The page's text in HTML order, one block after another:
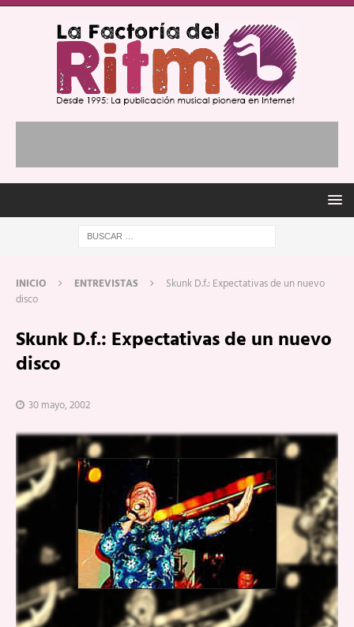
INICIO ENTREVISTAS
Skunk D.f.: Expectativas de un nuevo
disco
Skunk D.f.: Expectativas de un nuevo
disco
30 mayo, 2002